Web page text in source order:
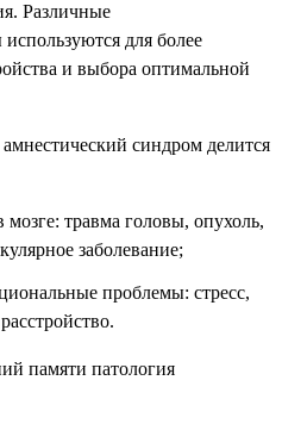
Различные
для более
и выбора оптимальной
синдром делится
мозге: травма головы, опухоль,
заболевание;
проблемы: стресс,
памяти патология